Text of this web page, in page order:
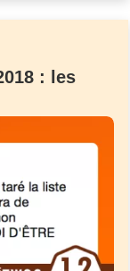
: les